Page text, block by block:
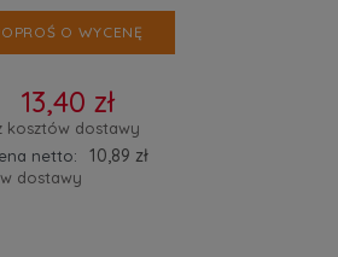
O WYCENĘ
13,40 zł
kosztów dostawy
netto:
10,89 zł
dostawy